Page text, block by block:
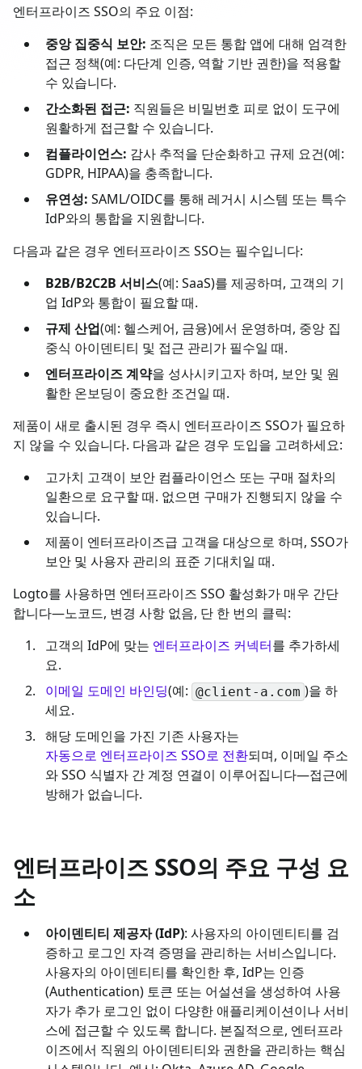
엔터프라이즈 SSO의 주요 이점:
중앙 집중식 보안: 조직은 모든 통합 앱에 대해 엄격한
접근 정책(예: 다단계 인증, 역할 기반 권한)을 적용할
수 있습니다.
간소화된 접근: 직원들은 비밀번호 피로 없이 도구에
원활하게 접근할 수 있습니다.
컴플라이언스: 감사 추적을 단순화하고 규제 요건(예:
GDPR, HIPAA)을 충족합니다.
유연성: SAML/OIDC를 통해 레거시 시스템 또는 특수
IdP와의 통합을 지원합니다.
다음과 같은 경우 엔터프라이즈 SSO는 필수입니다:
B2B/B2C2B 서비스(예: SaaS)를 제공하며, 고객의 기
업 IdP와 통합이 필요할 때.
규제 산업(예: 헬스케어, 금융)에서 운영하며, 중앙 집
중식 아이덴티티 및 접근 관리가 필수일 때.
엔터프라이즈 계약을 성사시키고자 하며, 보안 및 원
활한 온보딩이 중요한 조건일 때.
제품이 새로 출시된 경우 즉시 엔터프라이즈 SSO가 필요하
지 않을 수 있습니다. 다음과 같은 경우 도입을 고려하세요:
고가치 고객이 보안 컴플라이언스 또는 구매 절차의
일환으로 요구할 때. 없으면 구매가 진행되지 않을 수
있습니다.
제품이 엔터프라이즈급 고객을 대상으로 하며, SSO가
보안 및 사용자 관리의 표준 기대치일 때.
Logto를 사용하면 엔터프라이즈 SSO 활성화가 매우 간단
합니다—노코드, 변경 사항 없음, 단 한 번의 클릭:
고객의 IdP에 맞는 엔터프라이즈 커넥터를 추가하세
요.
이메일 도메인 바인딩(예: @client-a.com )을 하
세요.
해당 도메인을 가진 기존 사용자는
자동으로 엔터프라이즈 SSO로 전환되며, 이메일 주소
와 SSO 식별자 간 계정 연결이 이루어집니다—접근에
방해가 없습니다.
엔터프라이즈 SSO의 주요 구성 요
소
아이덴티티 제공자 (IdP): 사용자의 아이덴티티를 검
증하고 로그인 자격 증명을 관리하는 서비스입니다.
사용자의 아이덴티티를 확인한 후, IdP는 인증
(Authentication) 토큰 또는 어설션을 생성하여 사용
자가 추가 로그인 없이 다양한 애플리케이션이나 서비
스에 접근할 수 있도록 합니다. 본질적으로, 엔터프라
이즈에서 직원의 아이덴티티와 권한을 관리하는 핵심